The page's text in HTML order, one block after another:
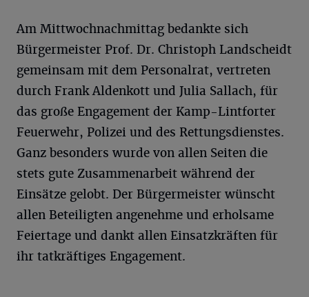
Am Mittwochnachmittag bedankte sich
Bürgermeister Prof. Dr. Christoph Landscheidt
gemeinsam mit dem Personalrat, vertreten
durch Frank Aldenkott und Julia Sallach, für
das große Engagement der Kamp-Lintforter
Feuerwehr, Polizei und des Rettungsdienstes.
Ganz besonders wurde von allen Seiten die
stets gute Zusammenarbeit während der
Einsätze gelobt. Der Bürgermeister wünscht
allen Beteiligten angenehme und erholsame
Feiertage und dankt allen Einsatzkräften für
ihr tatkräftiges Engagement.